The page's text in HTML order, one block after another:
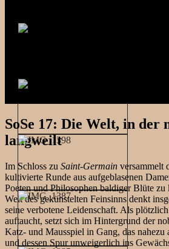
SoSe 17: Die Welt, in der
langweilt
Im Schloss zu Saint-Germain versammelt
kultivierte Runde aus aufgeblasenen
Poeten und Philosophen baldiger Blüte zu
Welt des gekünstelten Feinsinns denkt
seine verbotene Leidenschaft. Als
auftaucht, setzt sich im Hintergrund der
Katz- und Mausspiel in Gang, das
und dessen Spur unweigerlich ins